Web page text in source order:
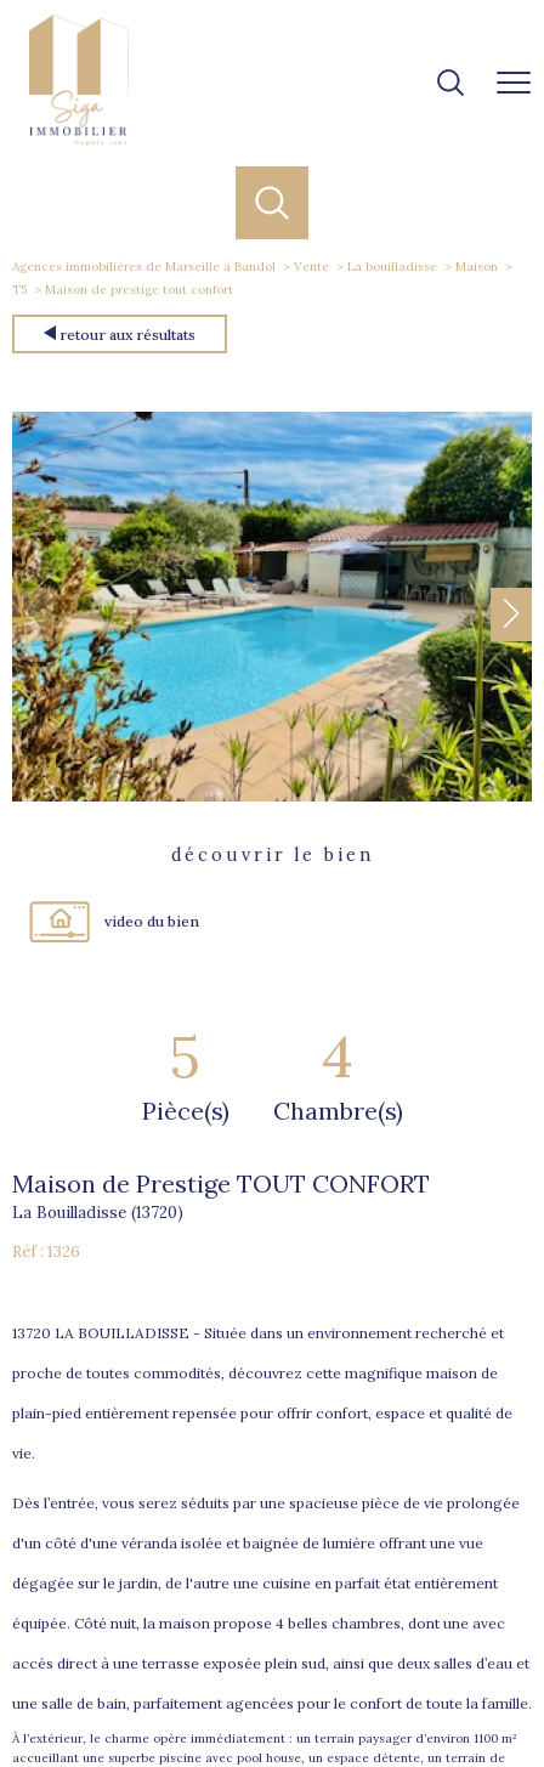
Agences immobilières de Marseille à Bandol Vente La bouilladisse
Maison
T5
Maison de prestige tout confort
retour aux résultats
découvrir le bien
video du bien
5
Pièce(s)
4
Chambre(s)
Maison de Prestige TOUT CONFORT
La Bouilladisse (13720)
Réf : 1326
13720 LA BOUILLADISSE - Située dans un environnement recherché et
proche de toutes commodités, découvrez cette magnifique maison de
plain-pied entièrement repensée pour offrir confort, espace et qualité de
vie.
Dès l’entrée, vous serez séduits par une spacieuse pièce de vie prolongée
d'un côté d'une véranda isolée et baignée de lumière offrant une vue
dégagée sur le jardin, de l'autre une cuisine en parfait état entièrement
équipée. Côté nuit, la maison propose 4 belles chambres, dont une avec
accès direct à une terrasse exposée plein sud, ainsi que deux salles d’eau et
une salle de bain, parfaitement agencées pour le confort de toute la famille.
À l’extérieur, le charme opère immédiatement : un terrain paysager d’environ 1100 m²
accueillant une superbe piscine avec pool house, un espace détente, un terrain de